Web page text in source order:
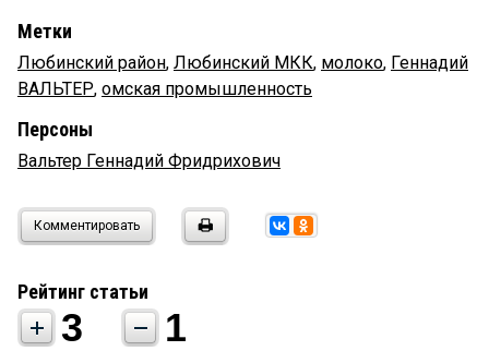
Метки
Любинский район, Любинский МКК, молоко, Геннадий
ВАЛЬТЕР, омская промышленность
Персоны
Вальтер Геннадий Фридрихович
Комментировать
Рейтинг статьи
3 1